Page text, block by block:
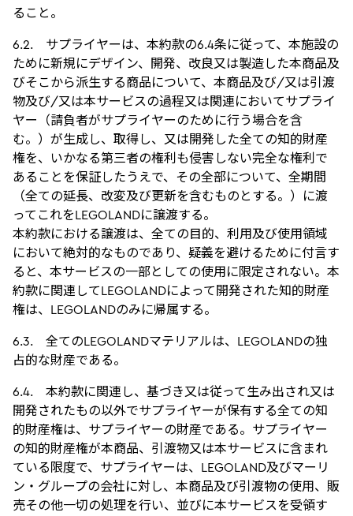
ること。
6.2. サプライヤーは、本約款の6.4条に従って、本施設の
ために新規にデザイン、開発、改良又は製造した本商品及
びそこから派生する商品について、本商品及び/又は引渡
物及び/又は本サービスの過程又は関連においてサプライ
ヤー（請負者がサプライヤーのために行う場合を含
む。）が生成し、取得し、又は開発した全ての知的財産
権を、いかなる第三者の権利も侵害しない完全な権利で
あることを保証したうえで、その全部について、全期間
（全ての延長、改変及び更新を含むものとする。）に渡
ってこれをLEGOLANDに譲渡する。
本約款における譲渡は、全ての目的、利用及び使用領域
において絶対的なものであり、疑義を避けるために付言す
ると、本サービスの一部としての使用に限定されない。本
約款に関連してLEGOLANDによって開発された知的財産
権は、LEGOLANDのみに帰属する。
6.3. 全てのLEGOLANDマテリアルは、LEGOLANDの独
占的な財産である。
6.4. 本約款に関連し、基づき又は従って生み出され又は
開発されたもの以外でサプライヤーが保有する全ての知
的財産権は、サプライヤーの財産である。サプライヤー
の知的財産権が本商品、引渡物又は本サービスに含まれ
ている限度で、サプライヤーは、LEGOLAND及びマーリ
ン・グループの会社に対し、本商品及び引渡物の使用、販
売その他一切の処理を行い、並びに本サービスを受領す